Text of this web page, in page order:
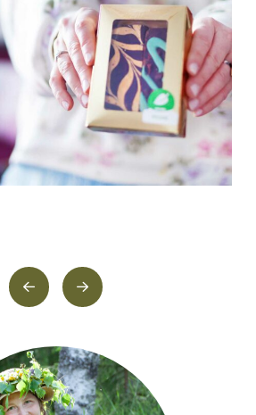
PrevLahjapalvelu
Lahjapalvelu